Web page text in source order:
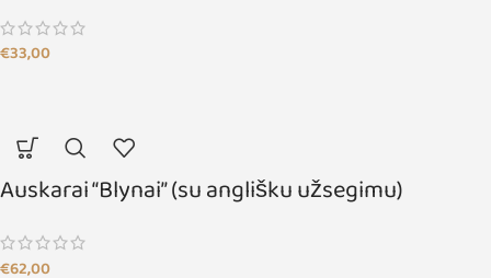
€33,00
Auskarai “Blynai” (su anglišku užsegimu)
€62,00